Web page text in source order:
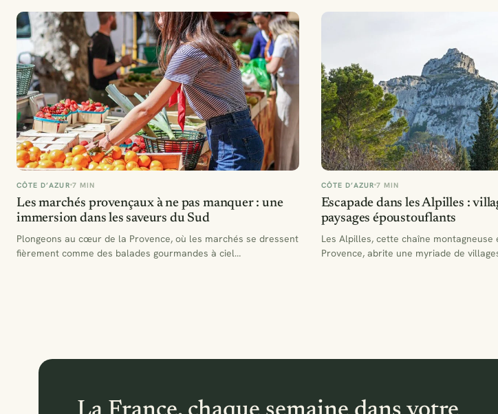
CÔTE D’AZUR 7 MIN
Les marchés provençaux à ne pas manquer : une
immersion dans les saveurs du Sud
Plongeons au cœur de la Provence, où les marchés se dressent
fièrement comme des balades gourmandes à ciel…
CÔTE D’AZUR 7 MIN
Escapade dans les Alpilles :
paysages époustouflants
Les Alpilles, cette chaîne montagneuse
Provence, abrite une myriade de